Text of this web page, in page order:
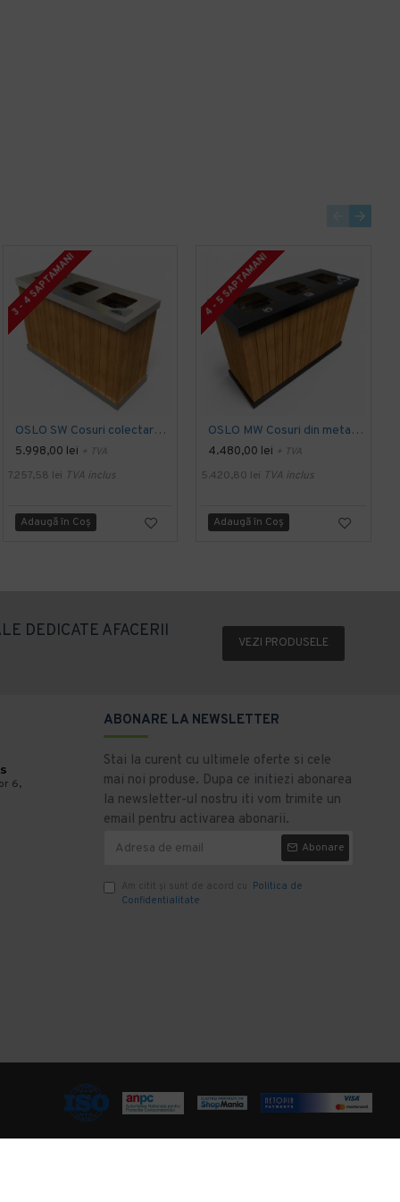
3 - 4 SAPTAMANI
OSLO SW Cosuri colectare selectiva pentru exterior din otel + lemn
5.998,00 lei + TVA
7.257,58 lei TVA inclus
Adaugă în Coş
4 - 5 SAPTAMANI
OSLO MW Cosuri din metal pentru reciclare exterioare cu mai multe compartimente, 3×50/60L: 88 x 32 x 80 cm
4.480,00 lei + TVA
5.420,80 lei TVA inclus
Adaugă în Coş
DEDICATE AFACERII
VEZI PRODUSELE
6,
ABONARE LA NEWSLETTER
Stai la curent cu ultimele oferte si cele
mai noi produse. Dupa ce initiezi abonarea
la newsletter-ul nostru iti vom trimite un
email pentru activarea abonarii.
Abonare
Am citit şi sunt de acord cu Politica de
Confidentialitate